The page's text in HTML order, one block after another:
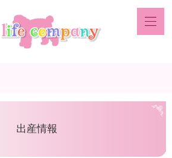
出産情報